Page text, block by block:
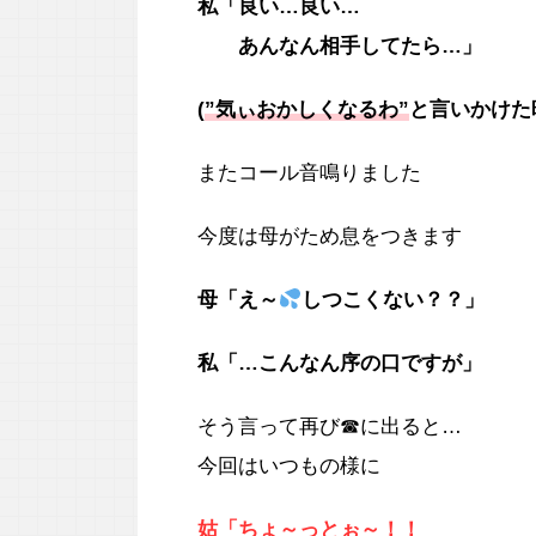
私「良い…良い…
あんなん相手してたら…」
(”気ぃおかしくなるわ”と言いかけ
またコール音鳴りました
今度は母がため息をつきます
母「え～ しつこくない？？」
私「…こんなん序の口ですが」
そう言って再び☎に出ると…
今回はいつもの様に
姑「ちょ～っとぉ～！！